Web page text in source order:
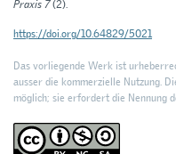
Praxis 7(2).
https://doi.org/10.64829/5021
Das vorliegende Werk ist
ausser die kommerzielle Nutzung.
möglich; sie erfordert die Nennung